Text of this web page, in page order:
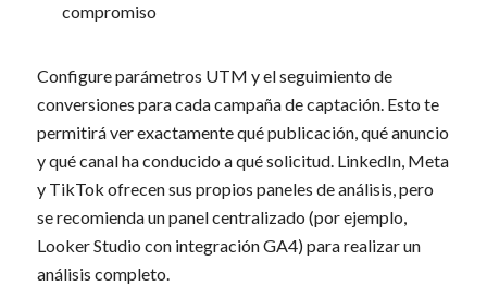
compromiso
Configure parámetros UTM y el seguimiento de
conversiones para cada campaña de captación. Esto te
permitirá ver exactamente qué publicación, qué anuncio
y qué canal ha conducido a qué solicitud. LinkedIn, Meta
y TikTok ofrecen sus propios paneles de análisis, pero
se recomienda un panel centralizado (por ejemplo,
Looker Studio con integración GA4) para realizar un
análisis completo.